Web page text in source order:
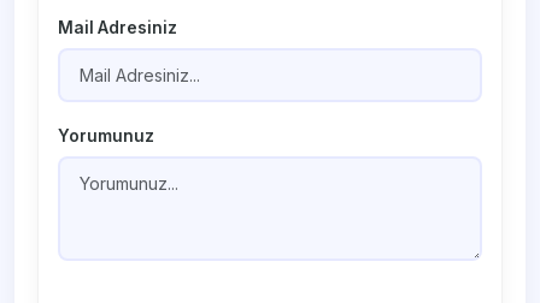
Mail Adresiniz
Yorumunuz